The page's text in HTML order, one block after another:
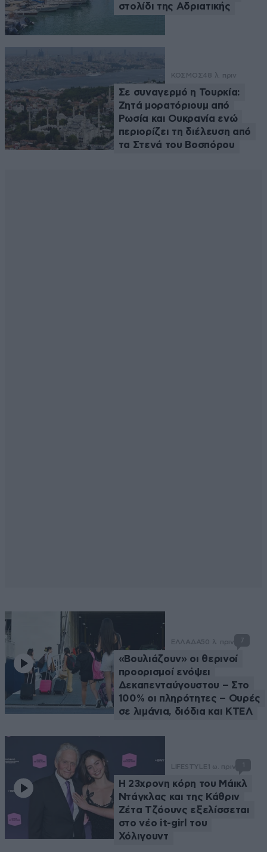
στολίδι της Αδριατικής
ΚΟΣΜΟΣ48 λ. πριν
Σε συναγερμό η Τουρκία:
Ζητά μορατόριουμ από
Ρωσία και Ουκρανία ενώ
περιορίζει τη διέλευση από
τα Στενά του Βοσπόρου
ΕΛΛΑΔΑ50 λ. πριν 7
«Βουλιάζουν» οι θερινοί
προορισμοί ενόψει
Δεκαπενταύγουστου – Στο
100% οι πληρότητες – Ουρές
σε λιμάνια, διόδια και ΚΤΕΛ
LIFESTYLE 1 ω. πριν 1
Η 23χρονη κόρη τoυ Μάικλ
Ντάγκλας και της Κάθριν
Ζέτα Τζόουνς εξελίσσεται
στο νέο it-girl του
Χόλιγουντ